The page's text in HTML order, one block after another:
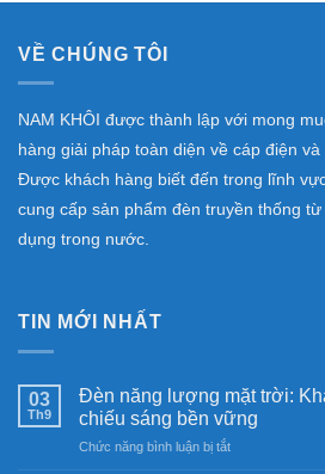
VỀ CHÚNG TÔI
NAM KHÔI được thành lập với mong
hàng giải pháp toàn diện về cáp điện và
Được khách hàng biết đến trong lĩnh
cung cấp sản phẩm đèn truyền thống
dụng trong nước.
TIN MỚI NHẤT
03
Th9
Đèn năng lượng mặt trời:
chiếu sáng bền vững
Chức năng bình luận bị tắtở